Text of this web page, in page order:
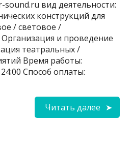
вид деятельности:
конструкций для
/ световое /
и проведение
театральных /
Время работы:
Способ оплаты:
Читать далее